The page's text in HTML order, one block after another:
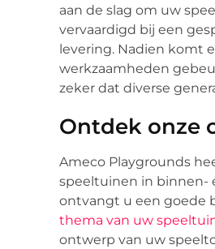
aan de slag om uw
vervaardigd bij een
levering. Nadien komt
werkzaamheden
zeker dat diverse
Ontdek onze
Ameco Playgrounds
speeltuinen in binnen-
ontvangt u een goede
thema van uw
ontwerp van uw